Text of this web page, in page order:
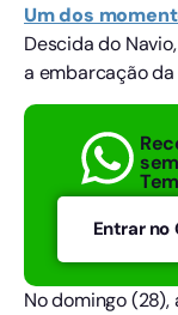
Um dos
Descida do
a embarcação
Entrar no
No domingo